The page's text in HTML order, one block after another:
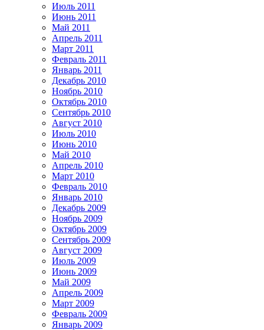
Июль 2011
Июнь 2011
Май 2011
Апрель 2011
Март 2011
Февраль 2011
Январь 2011
Декабрь 2010
Ноябрь 2010
Октябрь 2010
Сентябрь 2010
Август 2010
Июль 2010
Июнь 2010
Май 2010
Апрель 2010
Март 2010
Февраль 2010
Январь 2010
Декабрь 2009
Ноябрь 2009
Октябрь 2009
Сентябрь 2009
Август 2009
Июль 2009
Июнь 2009
Май 2009
Апрель 2009
Март 2009
Февраль 2009
Январь 2009